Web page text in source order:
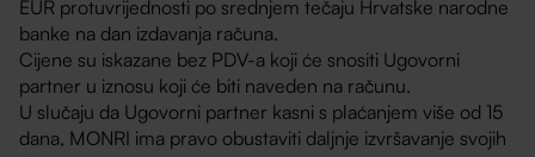
EUR protuvrijednosti po srednjem tečaju Hrvatske narodne
banke na dan izdavanja računa.
Cijene su iskazane bez PDV-a koji će snositi Ugovorni
partner u iznosu koji će biti naveden na računu.
U slučaju da Ugovorni partner kasni s plaćanjem više od 15
dana, MONRI ima pravo obustaviti daljnje izvršavanje svojih